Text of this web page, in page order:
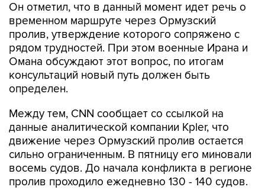
Он отметил, что в данный момент идет речь о
временном маршруте через Ормузский
пролив, утверждение которого сопряжено с
рядом трудностей. При этом военные Ирана и
Омана обсуждают этот вопрос, по итогам
консультаций новый путь должен быть
определен.
Между тем, CNN сообщает со ссылкой на
данные аналитической компании Kpler, что
движение через Ормузский пролив остается
сильно ограниченным. В пятницу его миновали
восемь судов. До начала конфликта в регионе
пролив проходило ежедневно 130 - 140 судов.